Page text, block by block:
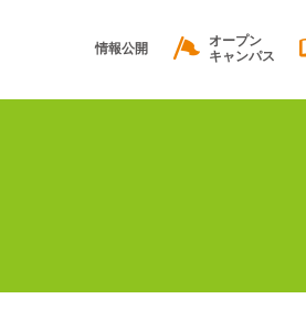
情報公開
オープン
キャンパス